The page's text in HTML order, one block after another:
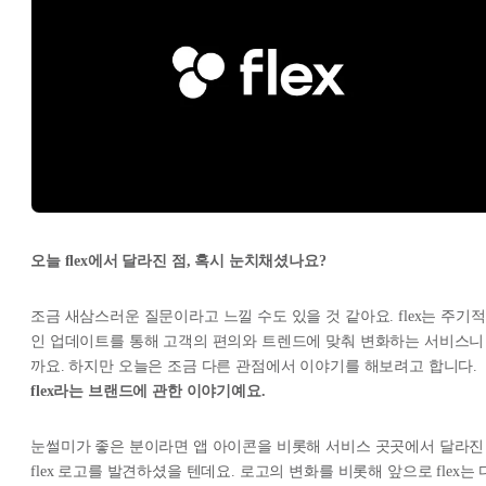
오늘 flex에서 달라진 점, 혹시 눈치채셨나요?
조금 새삼스러운 질문이라고 느낄 수도 있을 것 같아요. flex는 주기적
인 업데이트를 통해 고객의 편의와 트렌드에 맞춰 변화하는 서비스니
까요. 하지만 오늘은 조금 다른 관점에서 이야기를 해보려고 합니다.
flex라는 브랜드에 관한 이야기예요.
눈썰미가 좋은 분이라면 앱 아이콘을 비롯해 서비스 곳곳에서 달라진
flex 로고를 발견하셨을 텐데요. 로고의 변화를 비롯해 앞으로 flex는